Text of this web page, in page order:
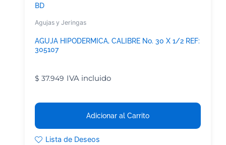
BD
Agujas y Jeringas
AGUJA HIPODERMICA, CALIBRE No. 30 X 1/2 REF:
305107
$ 37.949 IVA incluido
Adicionar al Carrito
Lista de Deseos